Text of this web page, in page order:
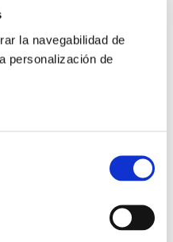
la navegabilidad de
personalización de
a la
humanitarias y
desempeñan un papel
de la infancia. A través